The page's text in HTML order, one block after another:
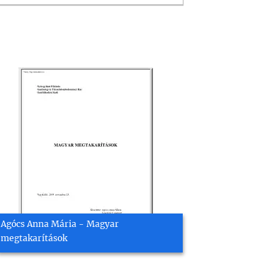
Agócs Anna Mária - Magyar
megtakarítások